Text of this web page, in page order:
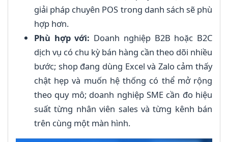
giải pháp chuyên POS trong danh sách sẽ phù
hợp hơn.
Phù hợp với: Doanh nghiệp B2B hoặc B2C
dịch vụ có chu kỳ bán hàng cần theo dõi nhiều
bước; shop đang dùng Excel và Zalo cảm thấy
chật hẹp và muốn hệ thống có thể mở rộng
theo quy mô; doanh nghiệp SME cần đo hiệu
suất từng nhân viên sales và từng kênh bán
trên cùng một màn hình.